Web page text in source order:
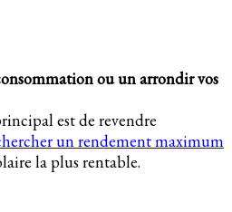
ou un arrondir vos
est de revendre
un rendement maximum
la plus rentable.